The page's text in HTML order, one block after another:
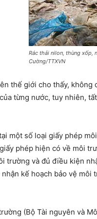
Rác thải nilon, thùng xốp,
Cường/TTXVN
thế giới cho thấy,
từng nước, tuy nhiên,
một số loại giấy phép
phép hiện có về môi
trường và đủ điều kiện
kế hoạch bảo vệ
(Bộ Tài nguyên và